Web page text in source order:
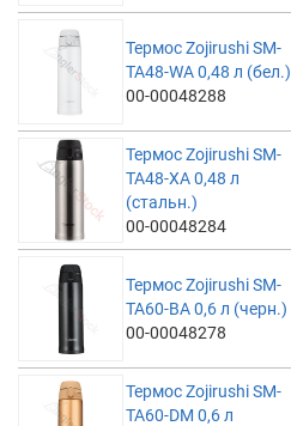
Термос Zojirushi SM-
TA48-WA 0,48 л (бел.)
00-00048288
Термос Zojirushi SM-
TA48-XA 0,48 л
(стальн.)
00-00048284
Термос Zojirushi SM-
TA60-BA 0,6 л (черн.)
00-00048278
Термос Zojirushi SM-
TA60-DM 0,6 л